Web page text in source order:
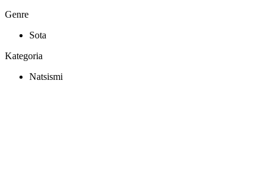
Genre
Sota
Kategoria
Natsismi